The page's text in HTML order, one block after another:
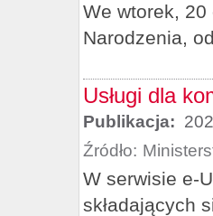
We wtorek,
Narodzenia,
Usługi dla
Publikacja:
Źródło:
W serwisie e-
składających